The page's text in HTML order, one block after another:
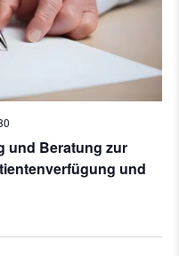
und Beratung zur
und